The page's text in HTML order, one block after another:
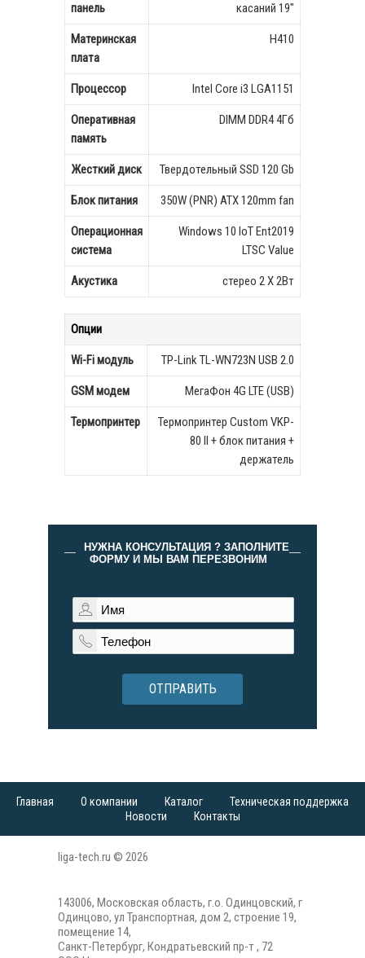
панель
касаний 19"
Материнская
плата
H410
Процессор Intel Core i3 LGA1151
Оперативная
память
DIMM DDR4 4Гб
Жесткий диск Твердотельный SSD 120 Gb
Блок питания 350W (PNR) АТХ 120mm fan
Операционная
система
Windows 10 IoT Ent2019
LTSC Value
Акустика стерео 2 Х 2Вт
Опции
Wi-Fi модуль TP-Link TL-WN723N USB 2.0
GSM модем МегаФон 4G LTE (USB)
Термопринтер
Термопринтер Custom VKP-
80 II + блок питания +
держатель
НУЖНА КОНСУЛЬТАЦИЯ ? ЗАПОЛНИТЕ
ФОРМУ И МЫ ВАМ ПЕРЕЗВОНИМ
ОТПРАВИТЬ
Главная О компании Каталог
Техническая поддержка
Новости
Контакты
liga-tech.ru © 2026
143006, Московская область, г.о. Одинцовский, г
Одинцово, ул Транспортная, дом 2, строение 19,
помещение 14,
Санкт-Петербург, Кондратьевский пр-т , 72